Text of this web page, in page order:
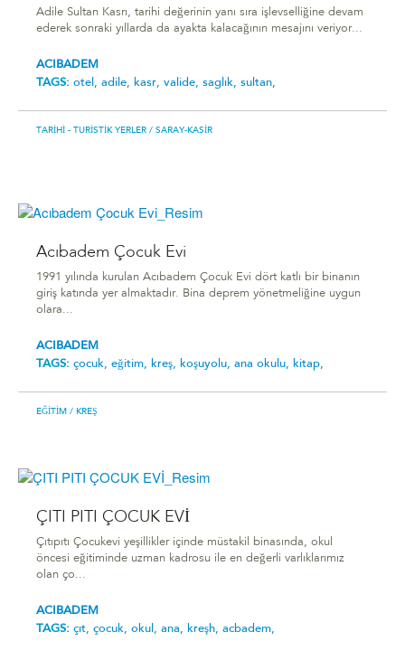
Adile Sultan Kasrı, tarihi değerinin yanı sıra işlevselliğine devam
ederek sonraki yıllarda da ayakta kalacağının mesajını veriyor...
ACIBADEM
TAGS: otel, adile, kasr, valide, saglık, sultan,
TARIHI - TURISTIK YERLER / SARAY-KASIR
Acıbadem Çocuk Evi
1991 yılında kurulan Acıbadem Çocuk Evi dört katlı bir binanın
giriş katında yer almaktadır. Bina deprem yönetmeliğine uygun
olara...
ACIBADEM
TAGS: çocuk, eğitim, kreş, koşuyolu, ana okulu, kitap,
EĞITIM / KREŞ
ÇITI PITI ÇOCUK EVİ
Çıtıpıtı Çocukevi yeşillikler içinde müstakil binasında, okul
öncesi eğitiminde uzman kadrosu ile en değerli varlıklarımız
olan ço...
ACIBADEM
TAGS: çıt, çocuk, okul, ana, kreşh, acbadem,